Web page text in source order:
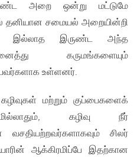
அறை ஒன்று மட்டுமே
தனியான சமையல் அறையின்றி
இல்லாத இருண்ட அந்த
கருமங்களையும்
உள்ளனர்.
மற்றும் குப்பைகளைக்
கழிவு நீர்
சிலர்
ஆக்கிரமிப்பே இதற்கான